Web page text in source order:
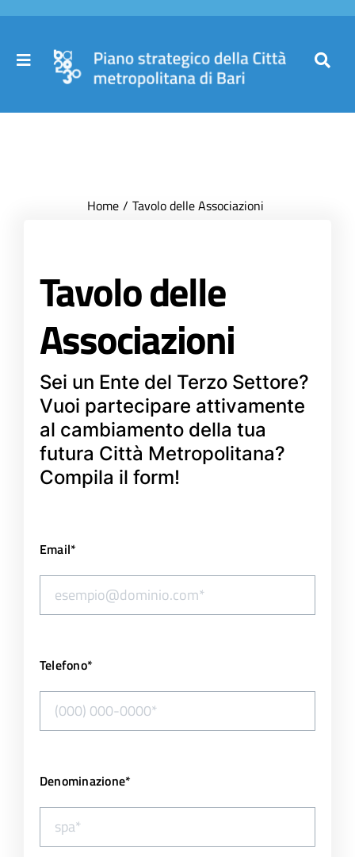
Salta
contenuto
Toggle
Partecipa
Comuni
Atti e Docunenti
Notizie
Home Tavolo delle Associazioni
Tavolo delle
Associazioni
Sei un Ente del Terzo Settore?
Vuoi partecipare attivamente
al cambiamento della tua
futura Città Metropolitana?
Compila il form!
Email*
Telefono*
Denominazione*